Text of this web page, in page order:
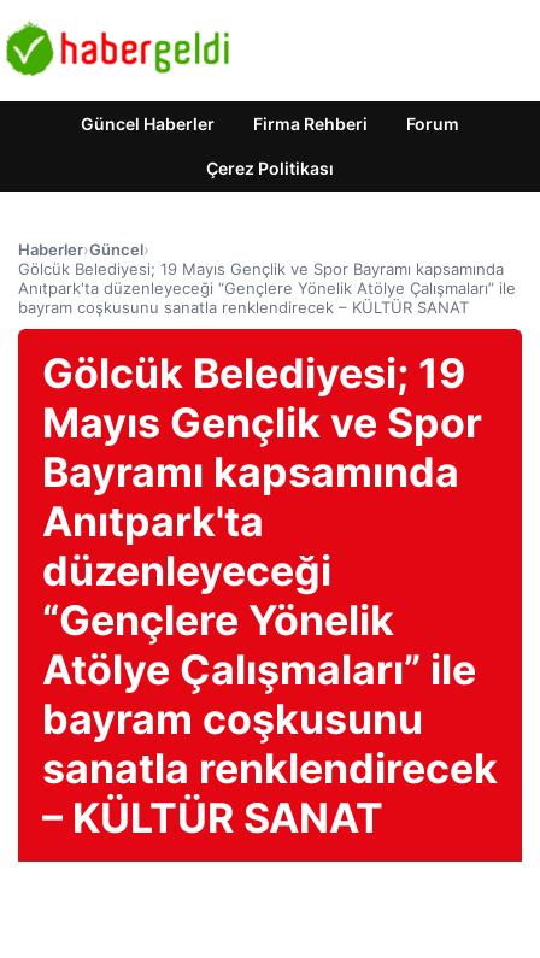
Güncel Haberler Firma Rehberi Forum
Çerez Politikası
Haberler›Güncel›
Gölcük Belediyesi; 19 Mayıs Gençlik ve Spor Bayramı kapsamında
Anıtpark'ta düzenleyeceği “Gençlere Yönelik Atölye Çalışmaları” ile
bayram coşkusunu sanatla renklendirecek – KÜLTÜR SANAT
Gölcük Belediyesi; 19
Mayıs Gençlik ve Spor
Bayramı kapsamında
Anıtpark'ta
düzenleyeceği
“Gençlere Yönelik
Atölye Çalışmaları” ile
bayram coşkusunu
sanatla renklendirecek
– KÜLTÜR SANAT